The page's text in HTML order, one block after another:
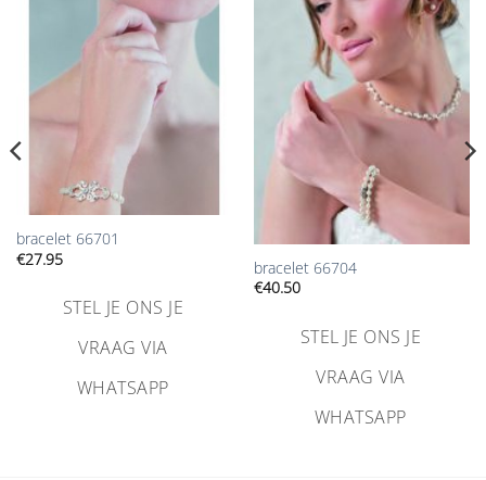
verlanglijst
toevoegen
bracelet 66701
€27.95
STEL JE ONS JE
VRAAG VIA
WHATSAPP
Aan
verlanglijst
toevoegen
bracelet 66704
€40.50
STEL JE ONS JE
VRAAG VIA
WHATSAPP